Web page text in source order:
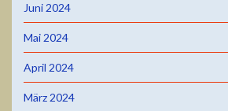
Juni 2024
Mai 2024
April 2024
März 2024